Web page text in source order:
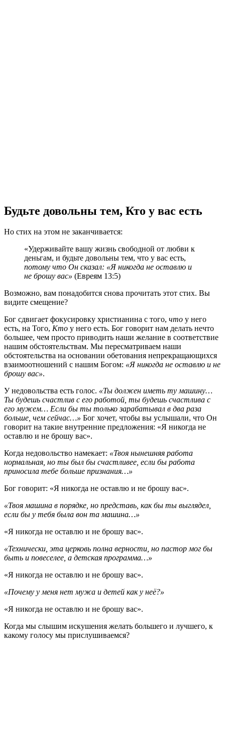
Будьте довольны тем, Кто у вас есть
Но стих на этом не заканчивается:
«Удерживайте вашу жизнь свободной от любви к
деньгам, и будьте довольны тем, что у вас есть,
потому что Он сказал: «Я никогда не оставлю и
не брошу вас» (Евреям 13:5)
Возможно, вам понадобится снова прочитать этот стих. Вы
видите смещение?
Бог сдвигает фокусировку христианина с того, что у него
есть, на Того, Кто у него есть. Бог говорит нам делать нечто
большее, чем просто приводить наши желание в соответствие
нашим обстоятельствам. Мы пересматриваем наши
обстоятельства на основании обетования непрекращающихся
взаимоотношений с нашим Богом: «Я никогда не оставлю и не
брошу вас».
У недовольства есть голос. «Ты должен иметь ту машину…
Ты будешь счастлив с его работой, ты будешь счастлива с
его мужем… Если бы ты только зарабатывал в два раза
больше, чем сейчас…» Бог хочет, чтобы вы услышали, что Он
говорит на такие внутренние предложения: «Я никогда не
оставлю и не брошу вас».
Когда недовольство намекает: «Твоя нынешняя работа
нормальная, но ты был бы счастливее, если бы работа
приносила тебе больше признания…»
Бог говорит: «Я никогда не оставлю и не брошу вас».
«Твоя машина в порядке, но представь, как бы ты выглядел,
если бы у тебя была вон та машина…»
«Я никогда не оставлю и не брошу вас».
«Технически, эта церковь полна верности, но пастор мог бы
быть и повеселее, а детская программа…»
«Я никогда не оставлю и не брошу вас».
«Почему у меня нет мужа и детей как у неё?»
«Я никогда не оставлю и не брошу вас».
Когда мы слышим искушения желать большего и лучшего, к
какому голосу мы прислушиваемся?